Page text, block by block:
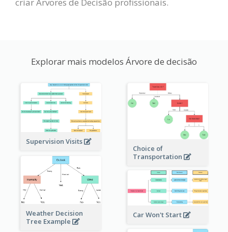
Explorar mais modelos Árvore de decisão
Supervision Visits
Choice of
Transportation
Weather Decision
Tree Example
Car Won't Start